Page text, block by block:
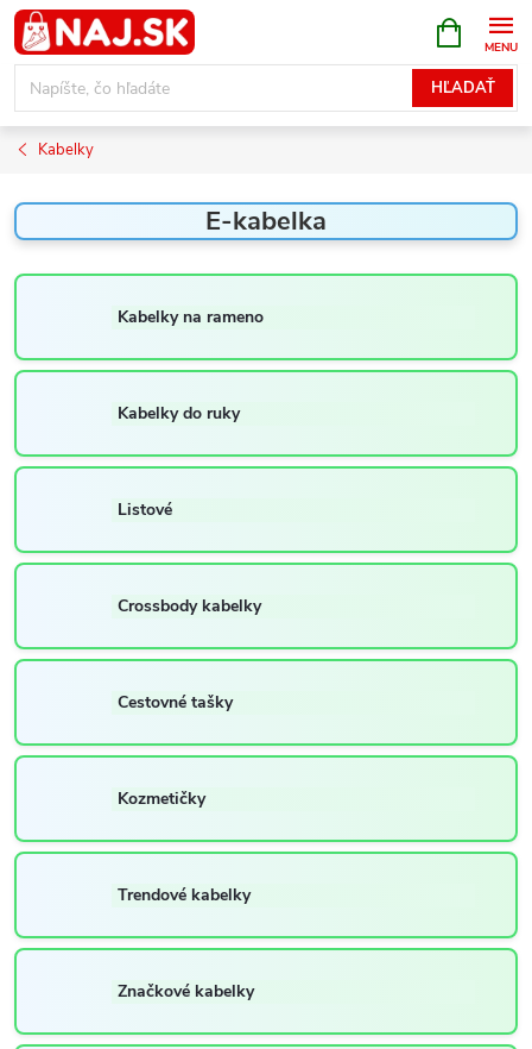
Prejsť
na
obsah
HĽADAŤ
KOŠÍK
Kabelky
E-kabelka
Kabelky na rameno
Kabelky do ruky
Listové
Crossbody kabelky
Cestovné tašky
Kozmetičky
Trendové kabelky
Značkové kabelky